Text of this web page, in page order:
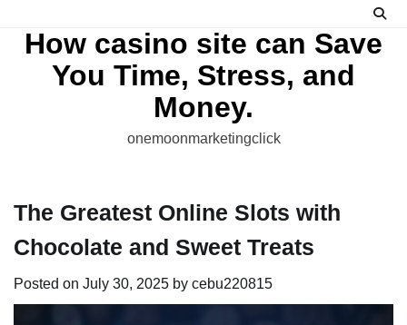
contentHow casino site can Save
You Time, Stress, and
Money.
onemoonmarketingclick
The Greatest Online Slots with
Chocolate and Sweet Treats
Posted on July 30, 2025 by cebu220815